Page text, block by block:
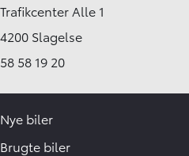
Trafikcenter Alle 1
4200 Slagelse
58 58 19 20
Nye biler
Brugte biler